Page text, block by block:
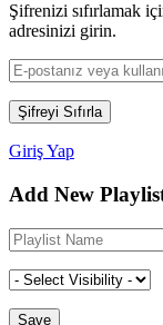
Şifrenizi sıfırlamak
adresinizi girin.
Giriş Yap
Add New